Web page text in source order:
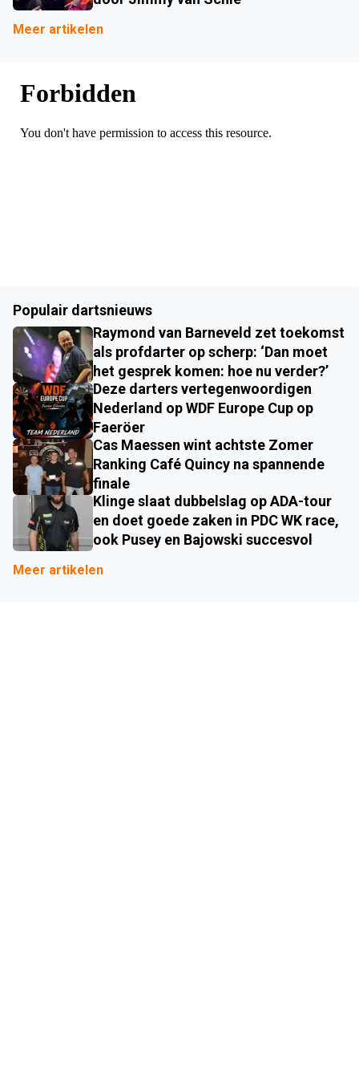
Meer artikelen
Populair dartsnieuws
Raymond van Barneveld zet toekomst
als profdarter op scherp: ‘Dan moet
het gesprek komen: hoe nu verder?’
Deze darters vertegenwoordigen
Nederland op WDF Europe Cup op
Faeröer
Cas Maessen wint achtste Zomer
Ranking Café Quincy na spannende
finale
Klinge slaat dubbelslag op ADA-tour
en doet goede zaken in PDC WK race,
ook Pusey en Bajowski succesvol
Meer artikelen